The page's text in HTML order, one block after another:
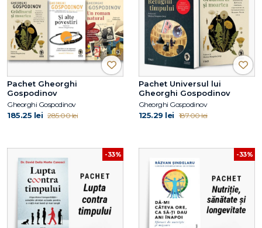
Pachet Gheorghi
Gospodinov
Gheorghi Gospodinov
185.25 lei 285.00 lei
Pachet Universul lui
Gheorghi Gospodinov
Gheorghi Gospodinov
125.29 lei 187.00 lei
-33% -33%